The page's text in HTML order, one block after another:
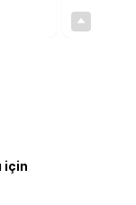
için